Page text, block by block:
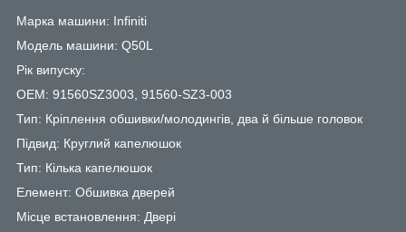
Марка машини: Infiniti
Модель машини: Q50L
Рік випуску:
OEM: 91560SZ3003, 91560-SZ3-003
Тип: Кріплення обшивки/молодингів, два й більше головок
Підвид: Круглий капелюшок
Тип: Кілька капелюшок
Елемент: Обшивка дверей
Місце встановлення: Двері